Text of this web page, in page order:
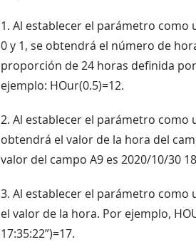
1. Al establecer el parámetro
0 y 1, se obtendrá el número de
proporción de 24 horas definida
ejemplo: HOur(0.5)=12.
2. Al establecer el parámetro como
obtendrá el valor de la hora del
valor del campo A9 es 2020/10/30
3. Al establecer el parámetro como
el valor de la hora. Por ejemplo,
17:35:22”)=17.